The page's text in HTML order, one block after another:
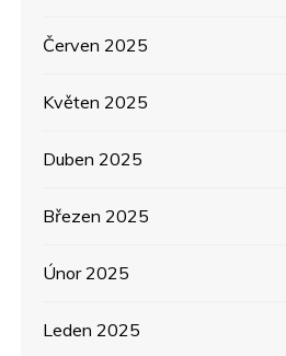
Červen 2025
Květen 2025
Duben 2025
Březen 2025
Únor 2025
Leden 2025